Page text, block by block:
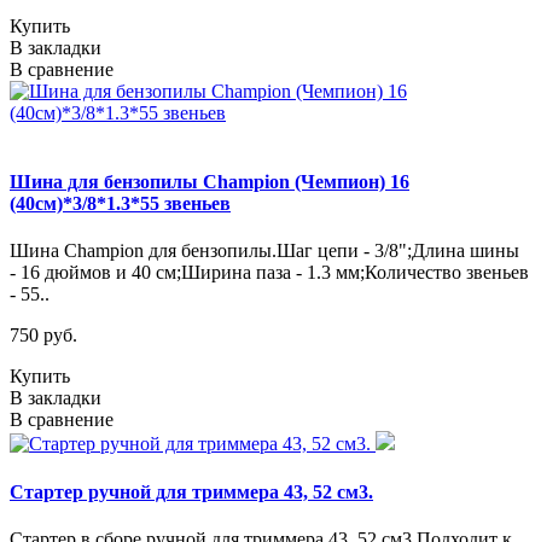
Купить
В закладки
В сравнение
Шина для бензопилы Champion (Чемпион) 16
(40см)*3/8*1.3*55 звеньев
Шина Champion для бензопилы.Шаг цепи - 3/8";Длина шины
- 16 дюймов и 40 см;Ширина паза - 1.3 мм;Количество звеньев
- 55..
750 руб.
Купить
В закладки
В сравнение
Стартер ручной для триммера 43, 52 см3.